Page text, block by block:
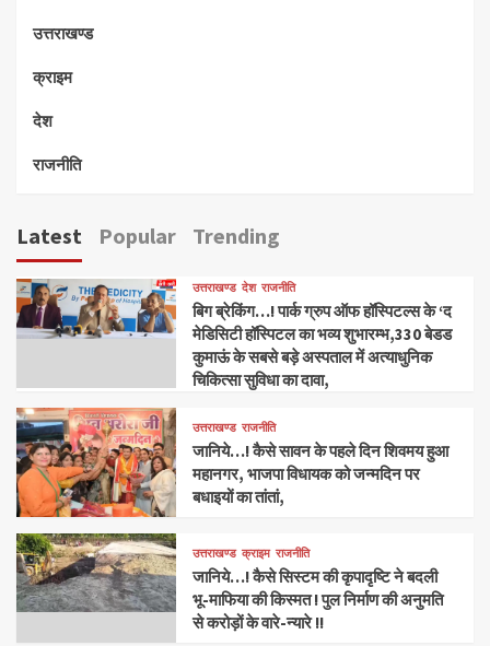
उत्तराखण्ड
क्राइम
देश
राजनीति
Latest Popular Trending
उत्तराखण्ड देश राजनीति
बिग ब्रेकिंग…! पार्क ग्रुप ऑफ हॉस्पिटल्स के ‘द
मेडिसिटी हॉस्पिटल का भव्य शुभारम्भ,330 बेडड
कुमाऊं के सबसे बड़े अस्पताल में अत्याधुनिक
चिकित्सा सुविधा का दावा,
उत्तराखण्ड राजनीति
जानिये…! कैसे सावन के पहले दिन शिवमय हुआ
महानगर, भाजपा विधायक को जन्मदिन पर
बधाइयों का तांतां,
उत्तराखण्ड क्राइम राजनीति
जानिये…! कैसे सिस्टम की कृपादृष्टि ने बदली
भू-माफिया की किस्मत ! पुल निर्माण की अनुमति
से करोड़ों के वारे-न्यारे !!